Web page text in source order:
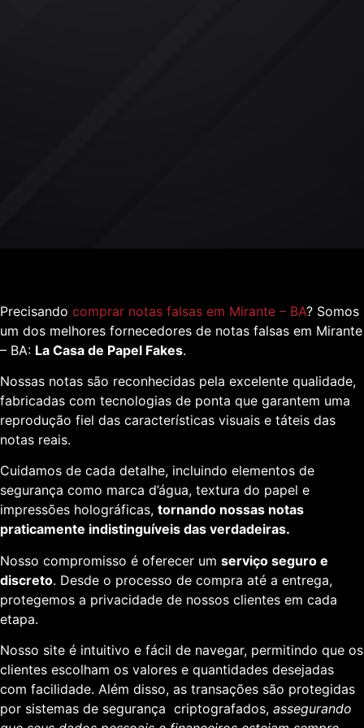
Precisando comprar notas falsas em Mirante – BA? Somos
um dos melhores fornecedores de notas falsas em Mirante
– BA: La Casa de Papel Fakes.
Nossas notas são reconhecidas pela excelente qualidade,
fabricadas com tecnologias de ponta que garantem uma
reprodução fiel das características visuais e táteis das
notas reais.
Cuidamos de cada detalhe, incluindo elementos de
segurança como marca d’água, textura do papel e
impressões holográficas, tornando nossas notas
praticamente indistinguíveis das verdadeiras.
Nosso compromisso é oferecer um serviço seguro e
discreto. Desde o processo de compra até a entrega,
protegemos a privacidade de nossos clientes em cada
etapa.
Nosso site é intuitivo e fácil de navegar, permitindo que os
clientes escolham os valores e quantidades desejadas
com facilidade. Além disso, as transações são protegidas
por sistemas de segurança criptografados, assegurando